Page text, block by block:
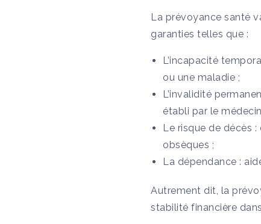
La prévoyance santé
garanties telles que :
L’incapacité
ou une maladie ;
L’invalidité
établi par le
Le risque de décès
obsèques ;
La dépendance :
Autrement dit, la
stabilité financière